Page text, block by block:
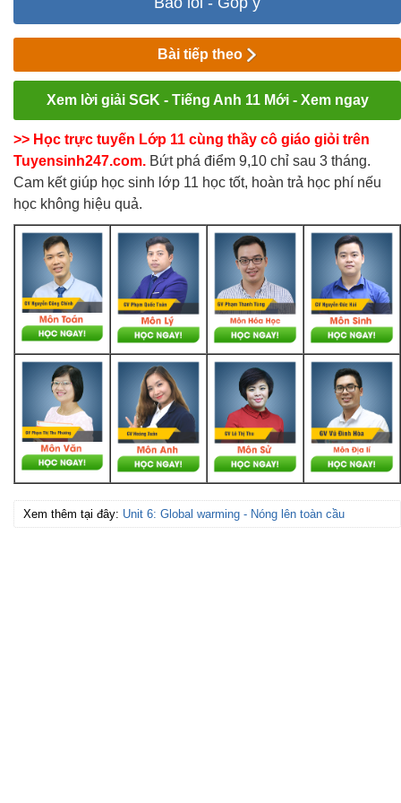
Bài tiếp theo
Xem lời giải SGK - Tiếng Anh 11 Mới - Xem ngay
>> Học trực tuyến Lớp 11 cùng thầy cô giáo giỏi trên
Tuyensinh247.com. Bứt phá điểm 9,10 chỉ sau 3 tháng.
Cam kết giúp học sinh lớp 11 học tốt, hoàn trả học phí nếu
học không hiệu quả.
Xem thêm tại đây: Unit 6: Global warming - Nóng lên toàn cầu